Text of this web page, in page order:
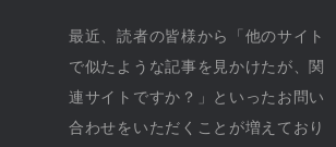
最近、読者の皆様から「他のサイト
で似たような記事を見かけたが、関
連サイトですか？」といったお問い
合わせをいただくことが増えており